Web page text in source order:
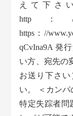
えて下さ
http：//
https：//
qCvIna9A 発
い方、宛先の
お送り下さ
い。 ＜カン
特定失踪者問